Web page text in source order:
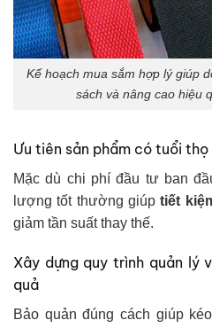
Kế hoạch mua sắm hợp lý giúp
sách và nâng cao hiệu
Ưu tiên sản phẩm có tuổi
Mặc dù chi phí đầu tư ban
lượng tốt thường giúptiết
giảm tần suất thay thế.
Xây dựng quy trình quản lý
quả
Bảo quản đúng cách giúp